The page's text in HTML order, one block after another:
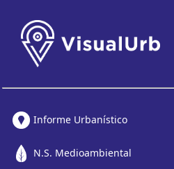
Informe Urbanístico
N.S. Medioambiental